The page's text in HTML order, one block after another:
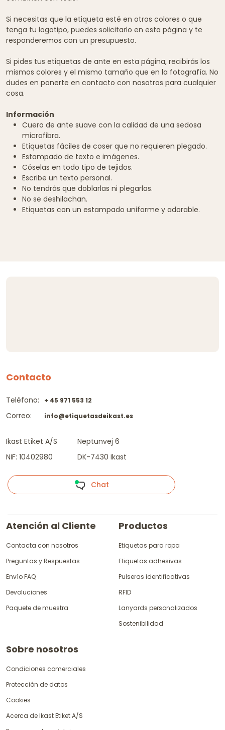
Si necesitas que la etiqueta esté en otros colores o que
tenga tu logotipo, puedes solicitarlo en esta página y te
responderemos con un presupuesto.
Si pides tus etiquetas de ante en esta página, recibirás los
mismos colores y el mismo tamaño que en la fotografía. No
dudes en ponerte en contacto con nosotros para cualquier
cosa.
Información
Cuero de ante suave con la calidad de una sedosa
microfibra.
Etiquetas fáciles de coser que no requieren plegado.
Estampado de texto e imágenes.
Cóselas en todo tipo de tejidos.
Escribe un texto personal.
No tendrás que doblarlas ni plegarlas.
No se deshilachan.
Etiquetas con un estampado uniforme y adorable.
Contacto
Teléfono:
Correo:
+ 45 971 553 12
info@etiquetasdeikast.es
Ikast Etiket A/S
NIF: 10402980
Neptunvej 6
DK-7430 Ikast
Chat
Atención al Cliente
Contacta con nosotros
Preguntas y Respuestas
Envío FAQ
Devoluciones
Paquete de muestra
Productos
Etiquetas para ropa
Etiquetas adhesivas
Pulseras identificativas
RFID
Lanyards personalizados
Sostenibilidad
Sobre nosotros
Condiciones comerciales
Protección de datos
Cookies
Acerca de Ikast Etiket A/S